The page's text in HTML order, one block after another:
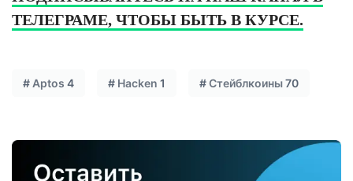
ТЕЛЕГРАМЕ, ЧТОБЫ БЫТЬ В КУРСЕ.
# Aptos 4 # Hacken 1 #Стейблкоины70